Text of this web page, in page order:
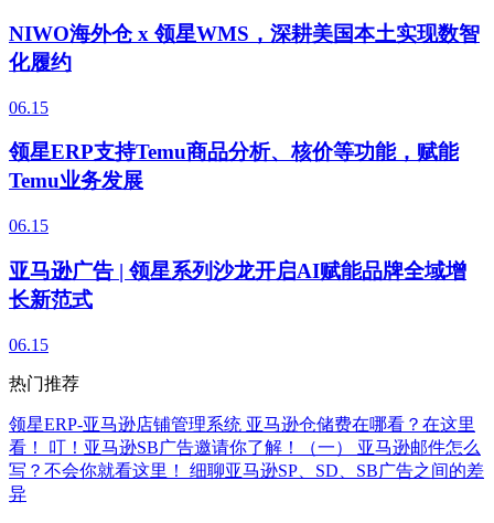
NIWO海外仓 x 领星WMS，深耕美国本土实现数智
化履约
06.15
领星ERP支持Temu商品分析、核价等功能，赋能
Temu业务发展
06.15
亚马逊广告 | 领星系列沙龙开启AI赋能品牌全域增
长新范式
06.15
热门推荐
领星ERP-亚马逊店铺管理系统 亚马逊仓储费在哪看？在这里
看！
叮！亚马逊SB广告邀请你了解！（一）
亚马逊邮件怎么
写？不会你就看这里！
细聊亚马逊SP、SD、SB广告之间的差
异